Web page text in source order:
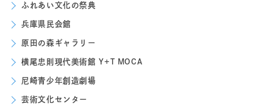
ふれあい文化の祭典
兵庫県民会館
原田の森ギャラリー
横尾忠則現代美術館 Y+T MOCA
尼崎青少年創造劇場
芸術文化センター